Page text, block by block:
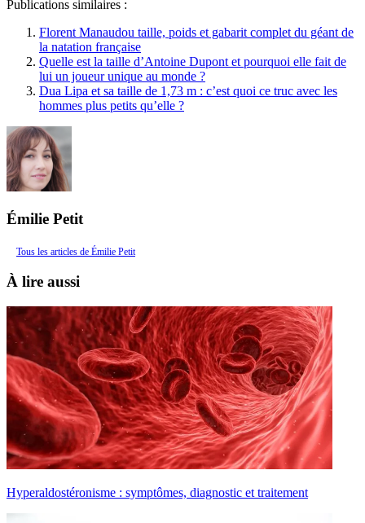
Publications similaires :
Florent Manaudou taille, poids et gabarit complet du géant de
la natation française
Quelle est la taille d’Antoine Dupont et pourquoi elle fait de
lui un joueur unique au monde ?
Dua Lipa et sa taille de 1,73 m : c’est quoi ce truc avec les
hommes plus petits qu’elle ?
Émilie Petit
Tous les articles de Émilie Petit
À lire aussi
Hyperaldostéronisme : symptômes, diagnostic et traitement